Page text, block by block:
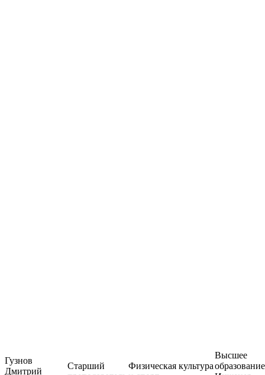
Гузнов
Дмитрий
Старший
Физическая культура
Высшее